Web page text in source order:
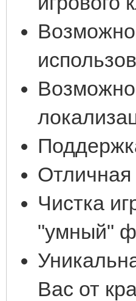
Отличная
Чистка
"умный"
Вас от